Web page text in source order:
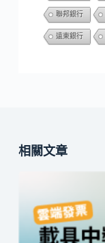
聯邦銀行
遠東銀行
相關文章